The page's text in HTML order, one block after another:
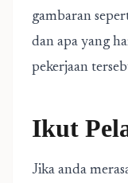
gambaran
dan apa yang
pekerjaan
Ikut
Jika anda